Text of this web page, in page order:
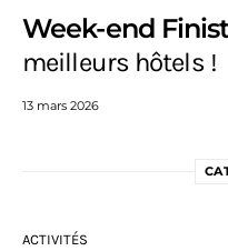
Week-end
meilleurs hôtels !
13 mars 2026
ACTIVITÉS